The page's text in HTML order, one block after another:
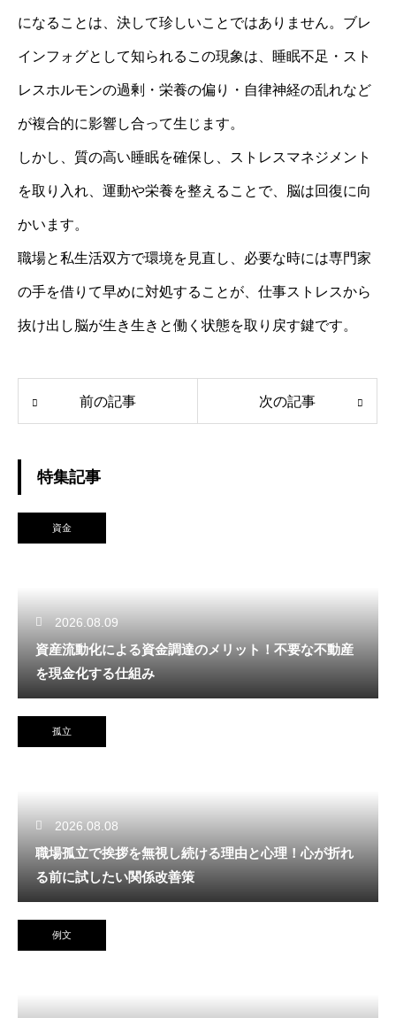
になることは、決して珍しいことではありません。ブレ
インフォグとして知られるこの現象は、睡眠不足・スト
レスホルモンの過剰・栄養の偏り・自律神経の乱れなど
が複合的に影響し合って生じます。
しかし、質の高い睡眠を確保し、ストレスマネジメント
を取り入れ、運動や栄養を整えることで、脳は回復に向
かいます。
職場と私生活双方で環境を見直し、必要な時には専門家
の手を借りて早めに対処することが、仕事ストレスから
抜け出し脳が生き生きと働く状態を取り戻す鍵です。
前の記事 次の記事
特集記事
資金
2026.08.09
資産流動化による資金調達のメリット！不要な不動産
を現金化する仕組み
孤立
2026.08.08
職場孤立で挨拶を無視し続ける理由と心理！心が折れ
る前に試したい関係改善策
例文